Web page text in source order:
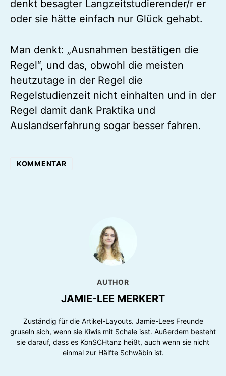
denkt besagter Langzeitstudierender/r er
oder sie hätte einfach nur Glück gehabt.
Man denkt: „Ausnahmen bestätigen die
Regel“, und das, obwohl die meisten
heutzutage in der Regel die
Regelstudienzeit nicht einhalten und in der
Regel damit dank Praktika und
Auslandserfahrung sogar besser fahren.
KOMMENTAR
AUTHOR
JAMIE-LEE MERKERT
Zuständig für die Artikel-Layouts. Jamie-Lees Freunde
gruseln sich, wenn sie Kiwis mit Schale isst. Außerdem besteht
sie darauf, dass es KonSCHtanz heißt, auch wenn sie nicht
einmal zur Hälfte Schwäbin ist.